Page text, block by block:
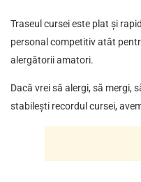
Traseul cursei este plat şi
personal competitiv atât
alergătorii amatori.
Dacă vrei să alergi, să mergi,
stabilești recordul cursei,